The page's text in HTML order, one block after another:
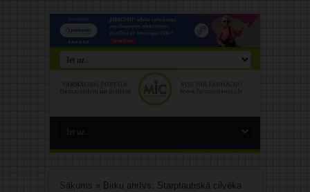
Sākums » Birku ahrīvs: Starptautiskā cilvēka